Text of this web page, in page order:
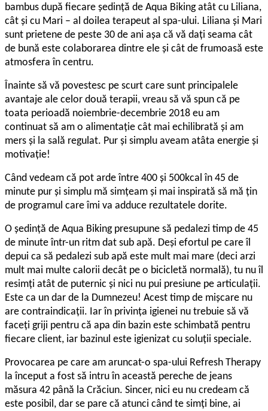
bambus după fiecare ședință de Aqua Biking atât cu Liliana,
cât și cu Mari – al doilea terapeut al spa-ului. Liliana și Mari
sunt prietene de peste 30 de ani așa că vă dați seama cât
de bună este colaborarea dintre ele și cât de frumoasă este
atmosfera în centru.
Înainte să vă povestesc pe scurt care sunt principalele
avantaje ale celor două terapii, vreau să vă spun că pe
toata perioadă noiembrie-decembrie 2018 eu am
continuat să am o alimentație cât mai echilibrată și am
mers și la sală regulat. Pur și simplu aveam atâta energie și
motivație!
Când vedeam că pot arde între 400 și 500kcal în 45 de
minute pur și simplu mă simțeam și mai inspirată să mă țin
de programul care îmi va adduce rezultatele dorite.
O ședință de Aqua Biking presupune să pedalezi timp de 45
de minute într-un ritm dat sub apă. Deși efortul pe care îl
depui ca să pedalezi sub apă este mult mai mare (deci arzi
mult mai multe calorii decât pe o bicicletă normală), tu nu îl
resimți atât de puternic și nici nu pui presiune pe articulații.
Este ca un dar de la Dumnezeu! Acest timp de mișcare nu
are contraindicații. Iar în privința igienei nu trebuie să vă
faceți griji pentru că apa din bazin este schimbată pentru
fiecare client, iar bazinul este igienizat cu soluții speciale.
Provocarea pe care am aruncat-o spa-ului Refresh Therapy
la început a fost să intru în această pereche de jeans
măsura 42 până la Crăciun. Sincer, nici eu nu credeam că
este posibil, dar se pare că atunci când te simți bine, ai